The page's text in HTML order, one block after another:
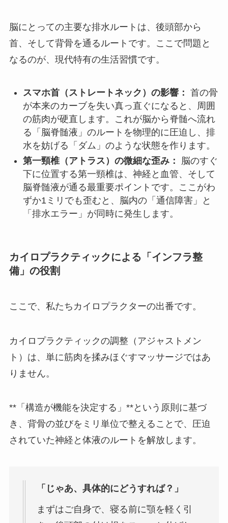
脳にとっての主要な排水ルートは、後頭部から
首、そして背骨を通るルートです。ここで問題と
なるのが、現代特有の生活習慣です。
スマホ首（ストレートネック）の影響： 首の骨
が本来のカーブを失い真っ直ぐになると、周囲
の筋肉が硬直します。これが脳から脊髄へ流れ
る「脳脊髄液」のルートを物理的に圧迫し、排
水を妨げる「ダム」のような状態を作ります。
第一頸椎（アトラス）の微細な歪み：
脳のすぐ
下に位置する第一頸椎は、神経と血管、そして
脳脊髄液が通る最重要ポイントです。ここがわ
ずか1ミリでも歪むと、脳内の「通信障害」と
「排水エラー」が同時に発生します。
カイロプラクティックによる「インフラ整
備」の役割
ここで、私たちカイロプラクターの出番です。
カイロプラクティックの調整（アジャストメン
ト）は、単に筋肉を揉みほぐすマッサージではあ
りません。
**「構造が機能を決定する」**という原則に基づ
き、背骨の並びをミリ単位で整えることで、圧迫
されていた神経と体液のルートを解放します。
「じゃあ、具体的にどうすれば？」
まずはご自身で、寝る前に顎を軽く引